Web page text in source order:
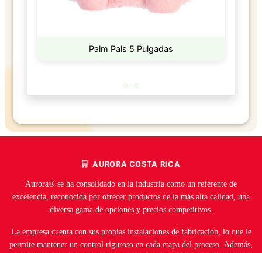
Palm Pals 5 Pulgadas
AURORA COSTA RICA
Aurora® se ha consolidado en la industria como un referente de
excelencia, reconocida por ofrecer productos de la más alta calidad, una
diversa gama de opciones y precios competitivos.
La empresa cuenta con sus propias instalaciones de fabricación, lo que le
permite mantener un control riguroso en cada etapa del proceso. Además,